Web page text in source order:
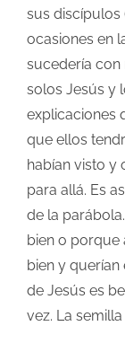
sus discípulos
ocasiones en
sucedería
solos Jesús y
explicaciones
que ellos
habían visto y
para allá. Es
de la
bien o porque
bien y
de Jesús es
vez. La